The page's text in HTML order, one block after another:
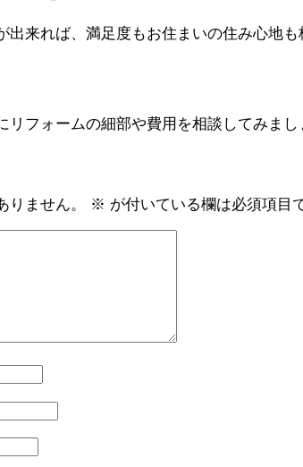
来れば、満足度もお住まいの住み心地
フォームの細部や費用を相談してみまし
ません。 ※ が付いている欄は必須項目